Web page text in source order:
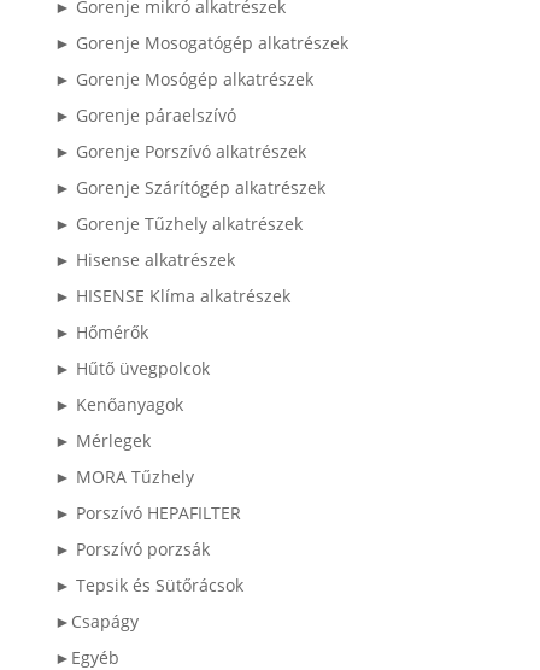
► Gorenje mikró alkatrészek
► Gorenje Mosogatógép alkatrészek
► Gorenje Mosógép alkatrészek
► Gorenje páraelszívó
► Gorenje Porszívó alkatrészek
► Gorenje Szárítógép alkatrészek
► Gorenje Tűzhely alkatrészek
► Hisense alkatrészek
► HISENSE Klíma alkatrészek
► Hőmérők
► Hűtő üvegpolcok
► Kenőanyagok
► Mérlegek
► MORA Tűzhely
► Porszívó HEPAFILTER
► Porszívó porzsák
► Tepsik és Sütőrácsok
►Csapágy
►Egyéb